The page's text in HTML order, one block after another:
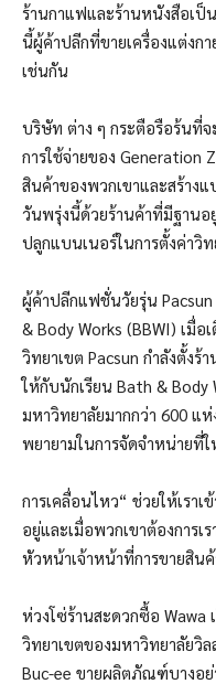
ร้านกาแฟและร้านหนังสือเป็
นี้ผู้ค้าปลีกที่ขายเครื่องแต่งก
เช่นกัน
บริษัท ต่าง ๆ กระตือรือร้นที่
การใช้จ่ายของ Generation
สินค้าของพวกเขาและสร้าง
วันพรุ่งนี้ด้วยร้านค้าที่มีฐานอ
ปลูกแบนเนอร์ในการตั้งค่าวิท
ผู้ค้าปลีกแฟชั่นวัยรุ่น
& Body Works (BBWI) เมื่
วิทยาเขต Pacsun กำลังตั้ง
ให้กับนักเรียน Bath & Body
มหาวิทยาลัยมากกว่า 600 แ
พยายามในการจัดจำหน่ายที่
การเคลื่อนไหว“ ช่วยให้เราเ
อยู่และเมื่อพวกเขาต้องการเ
หัวหน้าเจ้าหน้าที่การขายสิน
ห่วงโซ่ร้านสะดวกซื้อ Wawa
วิทยาเขตของมหาวิทยาลัยวิ
Buc-ee ขายผลิตภัณฑ์บางอย่